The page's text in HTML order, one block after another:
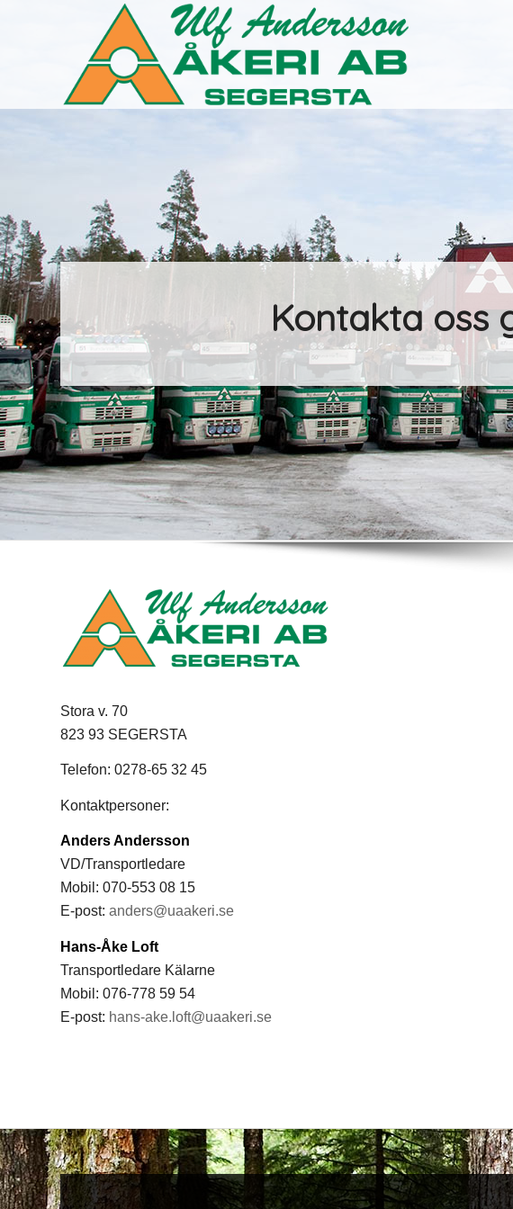
Kontakta oss
Stora v. 70
823 93 SEGERSTA
Telefon: 0278-65 32 45
Kontaktpersoner:
Anders Andersson
VD/Transportledare
Mobil: 070-553 08 15
E-post: anders@uaakeri.se
Hans-Åke Loft
Transportledare Kälarne
Mobil: 076-778 59 54
E-post: hans-ake.loft@uaakeri.se